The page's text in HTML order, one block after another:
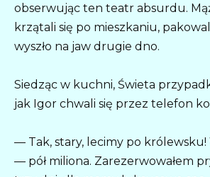
obserwując ten teatr absurdu.
krzątali się po mieszkaniu,
wyszło na jaw drugie dno.
Siedząc w kuchni, Świeta
jak Igor chwali się przez telefon
— Tak, stary, lecimy po królewsku!
— pół miliona. Zarezerwowałem